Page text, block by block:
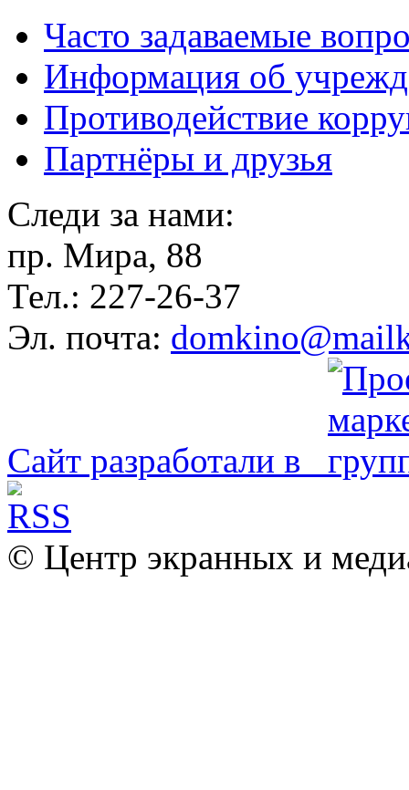
Часто задаваемые
Информация об
Противодействие
Партнёры и друзья
Следи за нами:
пр. Мира, 88
Тел.: 227-26-37
Эл. почта:
Сайт разработали в
© Центр экранных и